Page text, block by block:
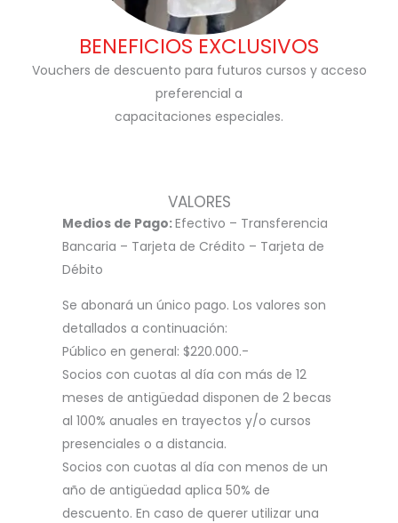
BENEFICIOS EXCLUSIVOS
Vouchers de descuento para futuros cursos y acceso
preferencial a
capacitaciones especiales.
VALORES
Medios de Pago:Efectivo – Transferencia
Bancaria – Tarjeta de Crédito – Tarjeta de
Débito
Se abonará un único pago. Los valores son
detallados a continuación:
Público en general: $220.000.-
Socios con cuotas al día con más de 12
meses de antigüedad disponen de 2 becas
al 100% anuales en trayectos y/o cursos
presenciales o a distancia.
Socios con cuotas al día con menos de un
año de antigüedad aplica 50% de
descuento. En caso de querer utilizar una